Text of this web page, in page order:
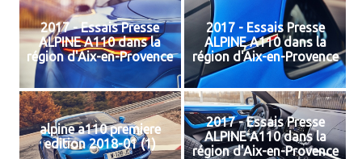
2017 - Essais Presse
ALPINE A110 dans la
région d'Aix-en-Provence
2017 - Essais Presse
ALPINE A110 dans la
région d'Aix-en-Provence
alpine a110 premiere
edition 2018-01 (1)
2017 - Essais Presse
ALPINE A110 dans la
région d'Aix-en-Provence